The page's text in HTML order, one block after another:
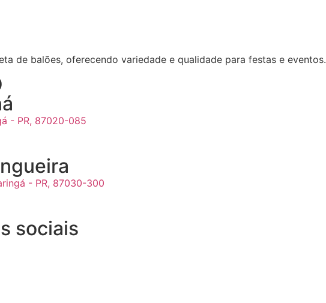
de balões, oferecendo variedade e qualidade para festas e eventos.
- PR, 87020-085
- PR, 87030-300
sociais